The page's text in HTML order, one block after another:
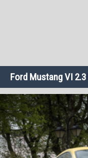
Ford Mustang VI